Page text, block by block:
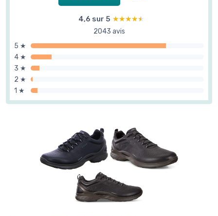
4,6 sur 5 ★★★★★
★★★★★
2043 avis
5 ★
4 ★
3 ★
2 ★
1 ★